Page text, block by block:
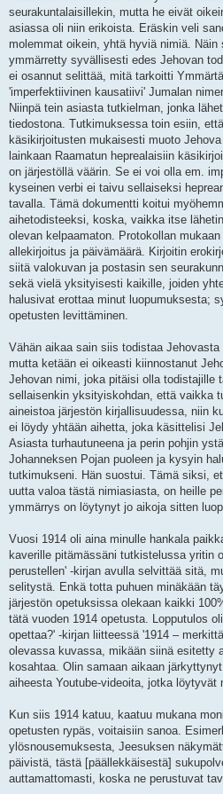
seurakuntalaisillekin, mutta he eivät
asiassa oli niin erikoista. Eräskin veli
molemmat oikein, yhtä hyviä nimiä.
ymmärretty syvällisesti edes Jehovan
ei osannut selittää, mitä tarkoitti
'imperfektiivinen kausatiivi' Jumalan
Niinpä tein asiasta tutkielman, jonka
tiedostona. Tutkimuksessa toin esiin,
käsikirjoitusten mukaisesti muoto
lainkaan Raamatun heprealaisiin
on järjestöllä väärin. Se ei voi olla em.
kyseinen verbi ei taivu sellaiseksi
tavalla. Tämä dokumentti koitui
aihetodisteeksi, koska, vaikka itse
olevan kelpaamaton. Protokollan
allekirjoitus ja päivämäärä. Kirjoitin
siitä valokuvan ja postasin sen
sekä vielä yksityisesti kaikille, joiden
halusivat erottaa minut luopumuksesta;
opetusten levittäminen.
Vähän aikaa sain siis todistaa Jehovasta
mutta ketään ei oikeasti kiinnostanut
Jehovan nimi, joka pitäisi olla todistajille
sellaisenkin yksityiskohdan, että vaikka
aineistoa järjestön kirjallisuudessa, niin
ei löydy yhtään aihetta, joka käsittelisi
Asiasta turhautuneena ja perin pohjin
Johanneksen Pojan puoleen ja kysyin
tutkimukseni. Hän suostui. Tämä siksi,
uutta valoa tästä nimiasiasta, on heille
ymmärrys on löytynyt jo aikoja sitten
Vuosi 1914 oli aina minulle hankala
kaverille pitämässäni tutkistelussa yritin
perustellen' -kirjan avulla selvittää sitä,
selitystä. Enkä totta puhuen minäkään
järjestön opetuksissa olekaan kaikki
tätä vuoden 1914 opetusta. Lopputulos
opettaa?' -kirjan liitteessä '1914 –
olevassa kuvassa, mikään siinä esitetty
kosahtaa. Olin samaan aikaan
aiheesta Youtube-videoita, jotka löytyvät
Kun siis 1914 katuu, kaatuu mukana
opetusten rypäs, voitaisiin sanoa.
ylösnousemuksesta, Jeesuksen
päivistä, tästä [päällekkäisestä]
auttamattomasti, koska ne perustuvat